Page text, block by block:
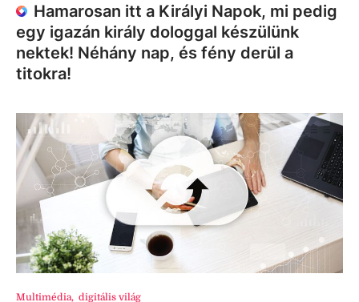
Hamarosan itt a Királyi Napok, mi pedig
egy igazán király dologgal készülünk
nektek! Néhány nap, és fény derül a
titokra!
Multimédia, digitális világ